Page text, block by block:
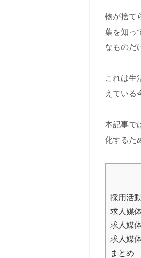
c
e
b
o
k
物が捨て
葉を知っ
なものだ
これは生
えている
本記事で
化するた
採用活
求人媒
求人媒
求人媒
まとめ